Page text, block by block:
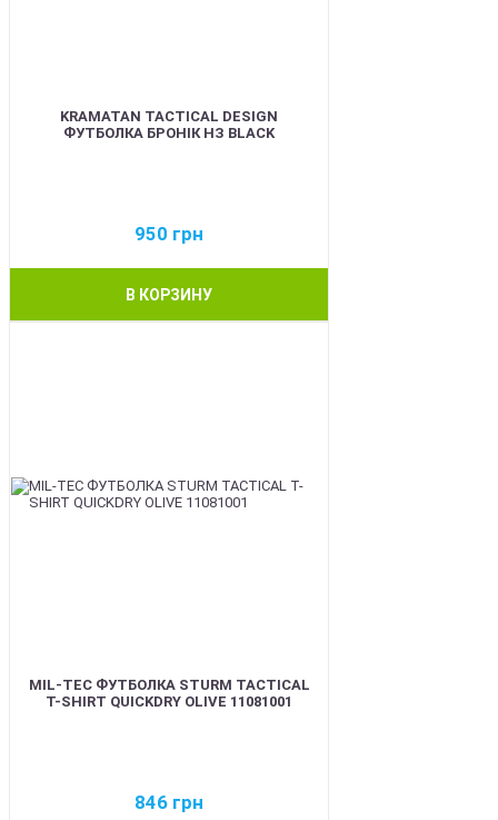
KRAMATAN TACTICAL DESIGN
ФУТБОЛКА БРОНІК НЗ BLACK
950 грн
В КОРЗИНУ
MIL-TEC ФУТБОЛКА STURM TACTICAL
T-SHIRT QUICKDRY OLIVE 11081001
846 грн